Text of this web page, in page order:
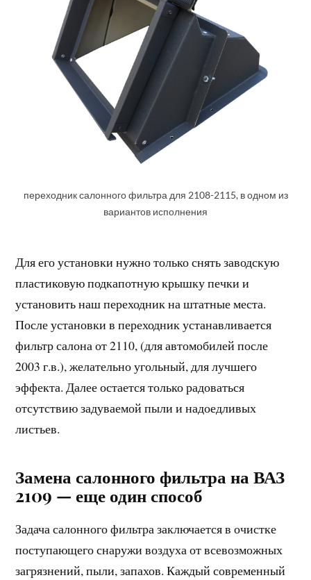
переходник салонного фильтра для 2108-2115, в одном из
вариантов исполнения
Для его установки нужно только снять заводскую
пластиковую подкапотную крышку печки и
установить наш переходник на штатные места.
После установки в переходник устанавливается
фильтр салона от 2110, (для автомобилей после
2003 г.в.), желательно угольный, для лучшего
эффекта. Далее остается только радоваться
отсутствию задуваемой пыли и надоедливых
листьев.
Замена салонного фильтра на ВАЗ
2109 — еще один способ
Задача салонного фильтра заключается в очистке
поступающего снаружи воздуха от всевозможных
загрязнений, пыли, запахов. Каждый современный